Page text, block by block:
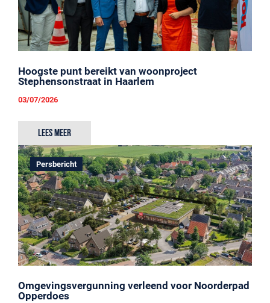
Hoogste punt bereikt van woonproject
Stephensonstraat in Haarlem
03/07/2026
Lees meer
Persbericht
Omgevingsvergunning verleend voor Noorderpad
Opperdoes